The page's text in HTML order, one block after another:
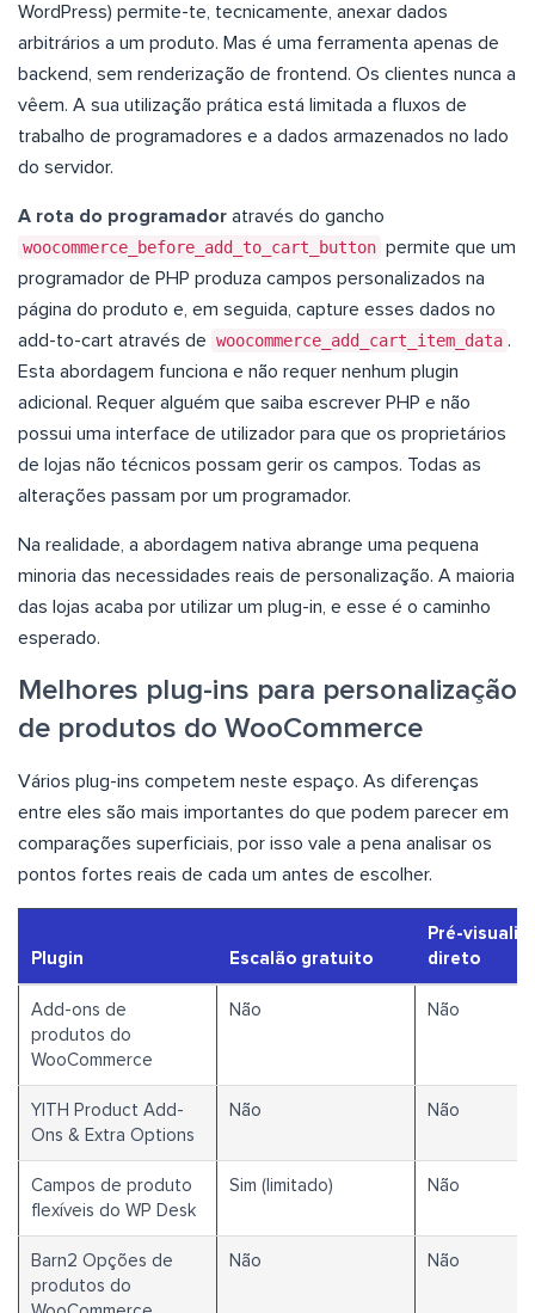
WordPress) permite-te, tecnicamente, anexar dados
arbitrários a um produto. Mas é uma ferramenta apenas de
backend, sem renderização de frontend. Os clientes nunca a
vêem. A sua utilização prática está limitada a fluxos de
trabalho de programadores e a dados armazenados no lado
do servidor.
A rota do programador através do gancho
woocommerce_before_add_to_cart_button permite que um
programador de PHP produza campos personalizados na
página do produto e, em seguida, capture esses dados no
add-to-cart através de woocommerce_add_cart_item_data .
Esta abordagem funciona e não requer nenhum plugin
adicional. Requer alguém que saiba escrever PHP e não
possui uma interface de utilizador para que os proprietários
de lojas não técnicos possam gerir os campos. Todas as
alterações passam por um programador.
Na realidade, a abordagem nativa abrange uma pequena
minoria das necessidades reais de personalização. A maioria
das lojas acaba por utilizar um plug-in, e esse é o caminho
esperado.
Melhores plug-ins para personalização
de produtos do WooCommerce
Vários plug-ins competem neste espaço. As diferenças
entre eles são mais importantes do que podem parecer em
comparações superficiais, por isso vale a pena analisar os
pontos fortes reais de cada um antes de escolher.
Plugin Escalão gratuito
Pré-
direto
Add-ons de
produtos do
WooCommerce
Não Não
YITH Product Add-
Ons & Extra Options
Não Não
Campos de produto
flexíveis do WP Desk
Sim (limitado) Não
Barn2 Opções de
produtos do
Não Não